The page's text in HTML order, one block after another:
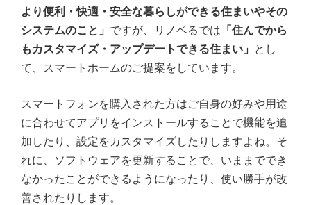
より便利・快適・安全な暮らしができる住まいやその
システムのこと」 ですが、リノベるでは 「住んでから
もカスタマイズ・アップデートできる住まい」
とし
て、スマートホームのご提案をしています。
スマートフォンを購入された方はご自身の好みや用途
に合わせてアプリをインストールすることで機能を追
加したり、設定をカスタマイズしたりしますよね。そ
れに、ソフトウェアを更新することで、いままででき
なかったことができるようになったり、使い勝手が改
善されたりします。